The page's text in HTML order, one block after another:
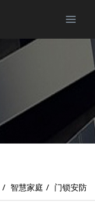
智慧家庭 门锁安防